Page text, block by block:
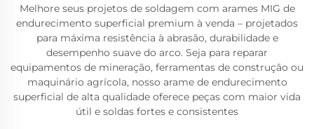
Melhore seus projetos de soldagem com arames MIG de
endurecimento superficial premium à venda – projetados
para máxima resistência à abrasão, durabilidade e
desempenho suave do arco. Seja para reparar
equipamentos de mineração, ferramentas de construção ou
maquinário agrícola, nosso arame de endurecimento
superficial de alta qualidade oferece peças com maior vida
útil e soldas fortes e consistentes